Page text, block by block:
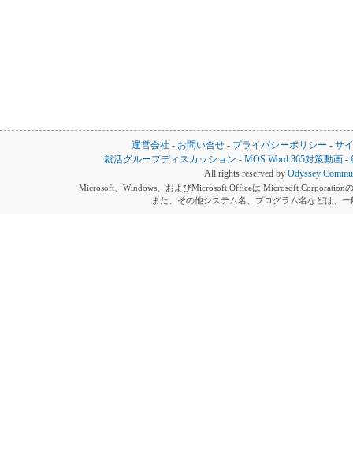
運営会社 - お問い合せ - プライバシーポリシー - サ
就活グループディスカッション -MOS Word 365対策動画 -
All rights reserved by Odyssey
Microsoft、Windows、およびMicrosoft Officeは Microsoft Corporation
また、その他システム名、プログラム名などは、